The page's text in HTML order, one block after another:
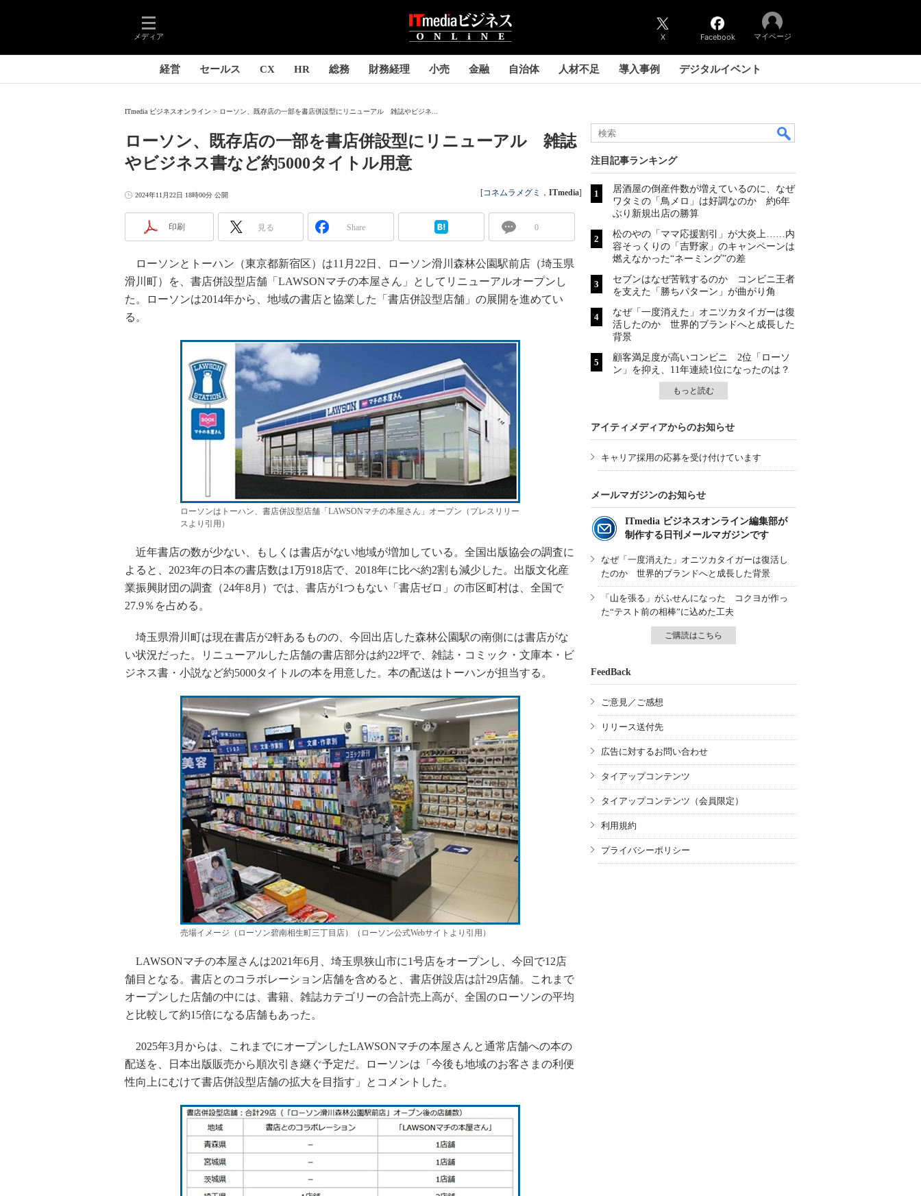
メディア X Facebook マイページ
経営 セールス CX HR 総務 財務経理 小売 金融 自治体 人材不足 導入事例 デジタルイベント
ITmedia ビジネスオンライン ローソン、既存店の一部を書店併設型にリニューアル 雑誌やビジネ...
ローソン、既存店の一部を書店併設型にリニューアル 雑誌
やビジネス書など約5000タイトル用意
2024年11月22日 18時00分 公開 [コネムラメグミ ， ITmedia]
印刷 見る Share 0
ローソンとトーハン（東京都新宿区）は11月22日、ローソン滑川森林公園駅前店（埼玉県
滑川町）を、書店併設型店舗「LAWSONマチの本屋さん」としてリニューアルオープンし
た。ローソンは2014年から、地域の書店と協業した「書店併設型店舗」の展開を進めてい
る。
ローソンはトーハン、書店併設型店舗「LAWSONマチの本屋さん」オープン（プレスリリー
スより引用）
近年書店の数が少ない、もしくは書店がない地域が増加している。全国出版協会の調査に
よると、2023年の日本の書店数は1万918店で、2018年に比べ約2割も減少した。出版文化産
業振興財団の調査（24年8月）では、書店が1つもない「書店ゼロ」の市区町村は、全国で
27.9％を占める。
埼玉県滑川町は現在書店が2軒あるものの、今回出店した森林公園駅の南側には書店がな
い状況だった。リニューアルした店舗の書店部分は約22坪で、雑誌・コミック・文庫本・ビ
ジネス書・小説など約5000タイトルの本を用意した。本の配送はトーハンが担当する。
売場イメージ（ローソン碧南相生町三丁目店）（ローソン公式Webサイトより引用）
LAWSONマチの本屋さんは2021年6月、埼玉県狭山市に1号店をオープンし、今回で12店
舗目となる。書店とのコラボレーション店舗を含めると、書店併設店は計29店舗。これまで
オープンした店舗の中には、書籍、雑誌カテゴリーの合計売上高が、全国のローソンの平均
と比較して約15倍になる店舗もあった。
2025年3月からは、これまでにオープンしたLAWSONマチの本屋さんと通常店舗への本の
配送を、日本出版販売から順次引き継ぐ予定だ。ローソンは「今後も地域のお客さまの利便
性向上にむけて書店併設型店舗の拡大を目指す」とコメントした。
注目記事ランキング
居酒屋の倒産件数が増えているのに、なぜ
ワタミの「鳥メロ」は好調なのか 約6年
ぶり新規出店の勝算
松のやの「ママ応援割引」が大炎上……内
容そっくりの「吉野家」のキャンペーンは
燃えなかった“ネーミング”の差
セブンはなぜ苦戦するのか コンビニ王者
を支えた「勝ちパターン」が曲がり角
なぜ「一度消えた」オニツカタイガーは復
活したのか 世界的ブランドへと成長した
背景
顧客満足度が高いコンビニ 2位「ローソ
ン」を抑え、11年連続1位になったのは？
もっと読む
アイティメディアからのお知らせ
キャリア採用の応募を受け付けています
メールマガジンのお知らせ
ITmedia ビジネスオンライン編集部が
制作する日刊メールマガジンです
なぜ「一度消えた」オニツカタイガーは復活し
たのか 世界的ブランドへと成長した背景
「山を張る」がふせんになった コクヨが作っ
た“テスト前の相棒”に込めた工夫
ご購読はこちら
FeedBack
ご意見／ご感想
リリース送付先
広告に対するお問い合わせ
タイアップコンテンツ
タイアップコンテンツ（会員限定）
利用規約
プライバシーポリシー